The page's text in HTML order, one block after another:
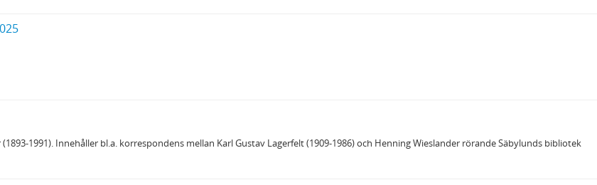
1991). Innehåller bl.a. korrespondens mellan Karl Gustav Lagerfelt (1909-1986) och Henning Wieslander rörande Säbylunds bibliotek